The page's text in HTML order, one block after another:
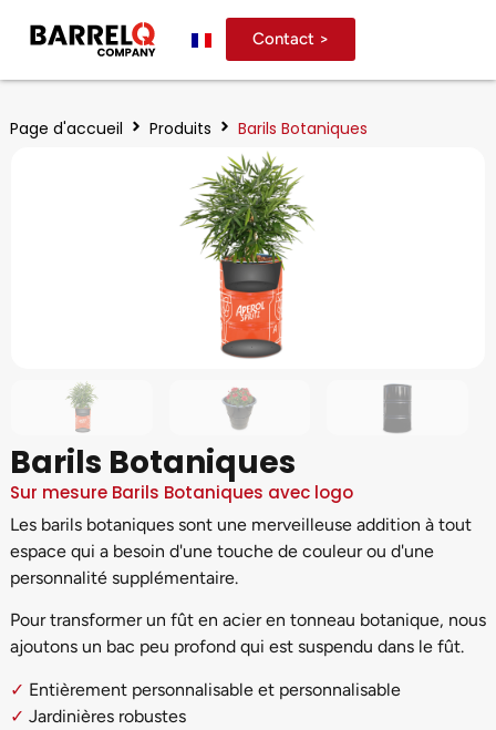
Contact >
Page d'accueil Produits Barils Botaniques
Barils Botaniques
Sur mesure Barils Botaniques avec logo
Les barils botaniques sont une merveilleuse addition à tout
espace qui a besoin d'une touche de couleur ou d'une
personnalité supplémentaire.
Pour transformer un fût en acier en tonneau botanique, nous
ajoutons un bac peu profond qui est suspendu dans le fût.
✓ Entièrement personnalisable et personnalisable
✓ Jardinières robustes